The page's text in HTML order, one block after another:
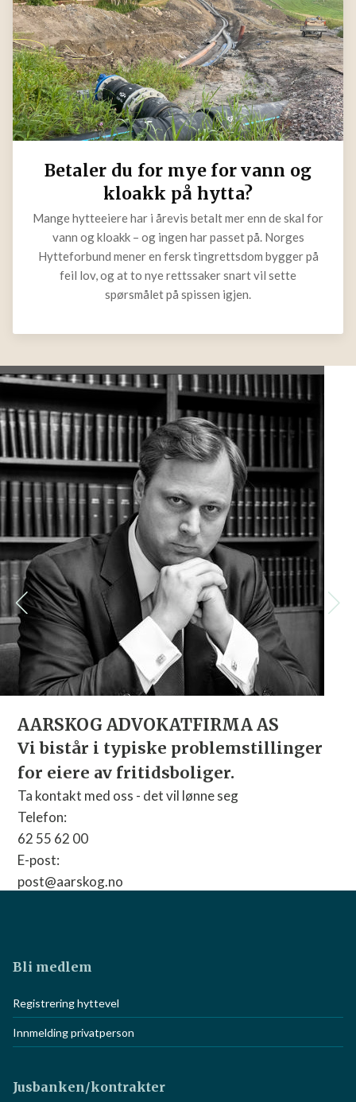
Betaler du for mye for vann og
kloakk på hytta?
Mange hytteeiere har i årevis betalt mer enn de skal for
vann og kloakk – og ingen har passet på. Norges
Hytteforbund mener en fersk tingrettsdom bygger på
feil lov, og at to nye rettssaker snart vil sette
spørsmålet på spissen igjen.
AARSKOG ADVOKATFIRMA AS
Vi bistår i typiske problemstillinger
for eiere av fritidsboliger.
Ta kontakt med oss - det vil lønne seg
Telefon:
62 55 62 00
E-post:
post@aarskog.no
Bli medlem
Registrering hyttevel
Innmelding privatperson
Jusbanken/kontrakter